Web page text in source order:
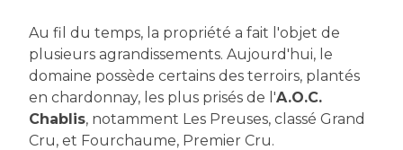
Au fil du temps, la propriété a fait l'objet de
plusieurs agrandissements. Aujourd'hui, le
domaine possède certains des terroirs, plantés
en chardonnay, les plus prisés de l'A.O.C.
Chablis, notamment Les Preuses, classé Grand
Cru, et Fourchaume, Premier Cru.